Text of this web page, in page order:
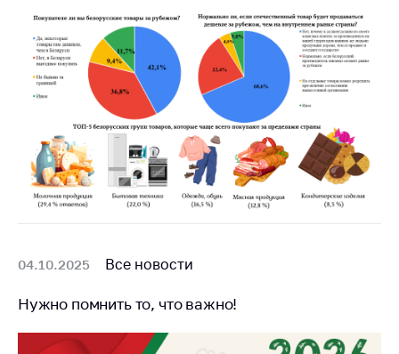
Сообщить о росте
цен на лекарства и
медицинские
изделия
Контакты
Адрес и режим
работы
Приемная
Министра
Пресс-служба
Вышестоящий
государственный
орган
04.10.2025 Все новости
Нужно помнить то, что важно!